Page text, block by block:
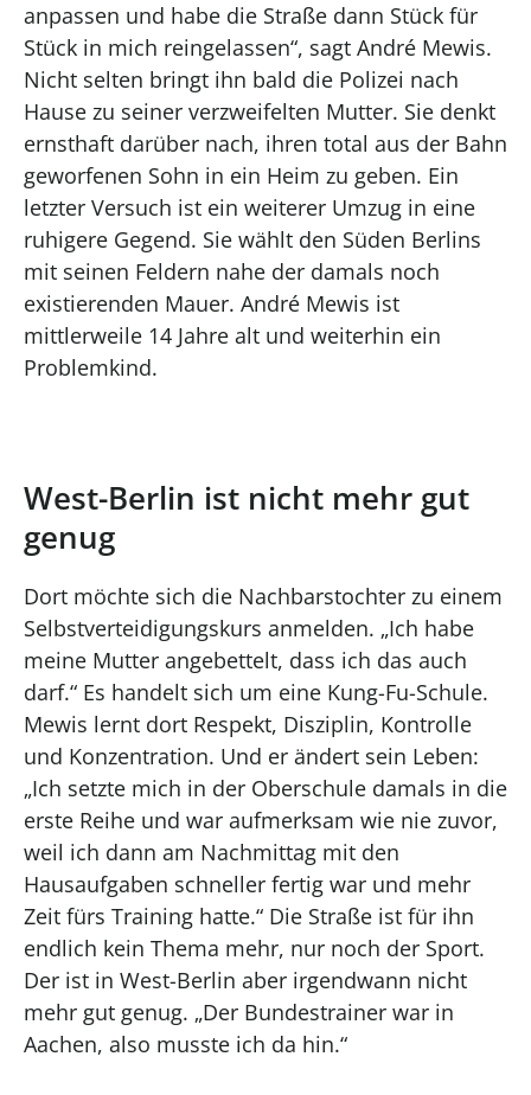
anpassen und habe die Straße dann Stück für
Stück in mich reingelassen“, sagt André Mewis.
Nicht selten bringt ihn bald die Polizei nach
Hause zu seiner verzweifelten Mutter. Sie denkt
ernsthaft darüber nach, ihren total aus der Bahn
geworfenen Sohn in ein Heim zu geben. Ein
letzter Versuch ist ein weiterer Umzug in eine
ruhigere Gegend. Sie wählt den Süden Berlins
mit seinen Feldern nahe der damals noch
existierenden Mauer. André Mewis ist
mittlerweile 14 Jahre alt und weiterhin ein
Problemkind.
West-Berlin ist nicht mehr gut
genug
Dort möchte sich die Nachbarstochter zu einem
Selbstverteidigungskurs anmelden. „Ich habe
meine Mutter angebettelt, dass ich das auch
darf.“ Es handelt sich um eine Kung-Fu-Schule.
Mewis lernt dort Respekt, Disziplin, Kontrolle
und Konzentration. Und er ändert sein Leben:
„Ich setzte mich in der Oberschule damals in die
erste Reihe und war aufmerksam wie nie zuvor,
weil ich dann am Nachmittag mit den
Hausaufgaben schneller fertig war und mehr
Zeit fürs Training hatte.“ Die Straße ist für ihn
endlich kein Thema mehr, nur noch der Sport.
Der ist in West-Berlin aber irgendwann nicht
mehr gut genug. „Der Bundestrainer war in
Aachen, also musste ich da hin.“